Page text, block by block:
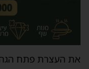
את העצרת פתח